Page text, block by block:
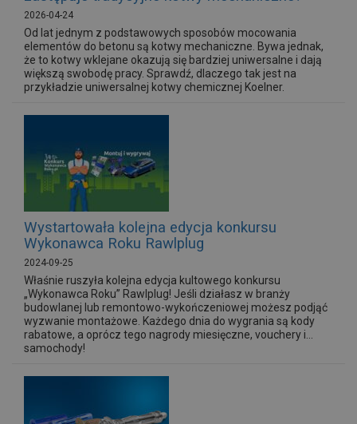
2026-04-24
Od lat jednym z podstawowych sposobów mocowania
elementów do betonu są kotwy mechaniczne. Bywa jednak,
że to kotwy wklejane okazują się bardziej uniwersalne i dają
większą swobodę pracy. Sprawdź, dlaczego tak jest na
przykładzie uniwersalnej kotwy chemicznej Koelner.
Wystartowała kolejna edycja konkursu
Wykonawca Roku Rawlplug
2024-09-25
Właśnie ruszyła kolejna edycja kultowego konkursu
„Wykonawca Roku” Rawlplug! Jeśli działasz w branży
budowlanej lub remontowo-wykończeniowej możesz podjąć
wyzwanie montażowe. Każdego dnia do wygrania są kody
rabatowe, a oprócz tego nagrody miesięczne, vouchery i...
samochody!